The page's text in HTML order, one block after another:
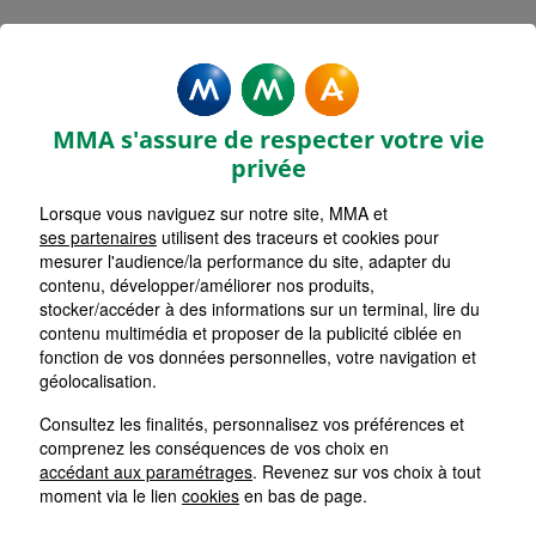
Mentions légales - MMA
Accueil
Retour
Mentions Légales
Les cookies sur le site de votre
Agent Général MMA
MMA s'assure de respecter votre vie
privée
Lorsque vous naviguez sur notre site, MMA et
ses partenaires utilisent des traceurs et cookies pour
mesurer l'audience/la performance du site, adapter du
contenu, développer/améliorer nos produits,
stocker/accéder à des informations sur un terminal, lire du
contenu multimédia et proposer de la publicité ciblée en
fonction de vos données personnelles, votre navigation et
géolocalisation.
Consultez les finalités, personnalisez vos préférences et
comprenez les conséquences de vos choix en
accédant aux paramétrages. Revenez sur vos choix à tout
moment via le lien cookies en bas de page.